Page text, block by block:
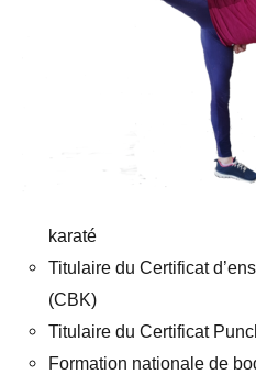
karaté
Titulaire du Certificat
(CBK)
Titulaire du Certificat
Formation nationale de